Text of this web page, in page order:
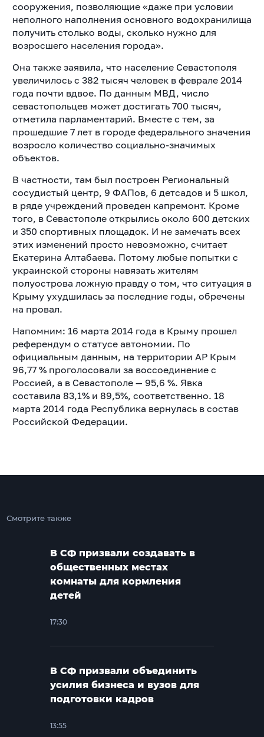
сооружения, позволяющие «даже при условии
неполного наполнения основного водохранилища
получить столько воды, сколько нужно для
возросшего населения города».
Она также заявила, что население Севастополя
увеличилось с 382 тысяч человек в феврале 2014
года почти вдвое. По данным МВД, число
севастопольцев может достигать 700 тысяч,
отметила парламентарий. Вместе с тем, за
прошедшие 7 лет в городе федерального значения
возросло количество социально-значимых
объектов.
В частности, там был построен Региональный
сосудистый центр, 9 ФАПов, 6 детсадов и 5 школ,
в ряде учреждений проведен капремонт. Кроме
того, в Севастополе открылись около 600 детских
и 350 спортивных площадок. И не замечать всех
этих изменений просто невозможно, считает
Екатерина Алтабаева. Потому любые попытки с
украинской стороны навязать жителям
полуострова ложную правду о том, что ситуация в
Крыму ухудшилась за последние годы, обречены
на провал.
Напомним: 16 марта 2014 года в Крыму прошел
референдум о статусе автономии. По
официальным данным, на территории АР Крым
96,77 % проголосовали за воссоединение с
Россией, а в Севастополе — 95,6 %. Явка
составила 83,1% и 89,5%, соответственно. 18
марта 2014 года Республика вернулась в состав
Российской Федерации.
Смотрите также
В СФ призвали создавать в
общественных местах
комнаты для кормления
детей
17:30
В СФ призвали объединить
усилия бизнеса и вузов для
подготовки кадров
13:55